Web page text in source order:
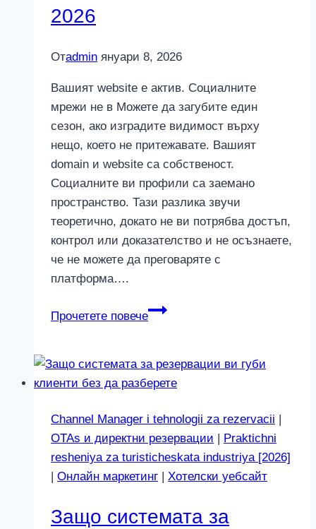
2026
Отadmin януари 8, 2026
Вашият website е актив. Социалните
мрежи не в Можете да загубите един
сезон, ако изградите видимост върху
нещо, което не притежавате. Вашият
domain и website са собственост.
Социалните ви профили са заемано
пространство. Тази разлика звучи
теоретично, докато не ви потрябва достъп,
контрол или доказателство и не осъзнаете,
че не можете да преговаряте с
платформа….
Прочетете повече
Вашият
актив.
Социалните
не
в
2026
Channel Manager i tehnologii za rezervacii |
OTAs и директни резервации | Praktichni
resheniya za turisticheskata industriya [2026]
| Онлайн маркетинг | Хотелски уебсайт
Защо системата за